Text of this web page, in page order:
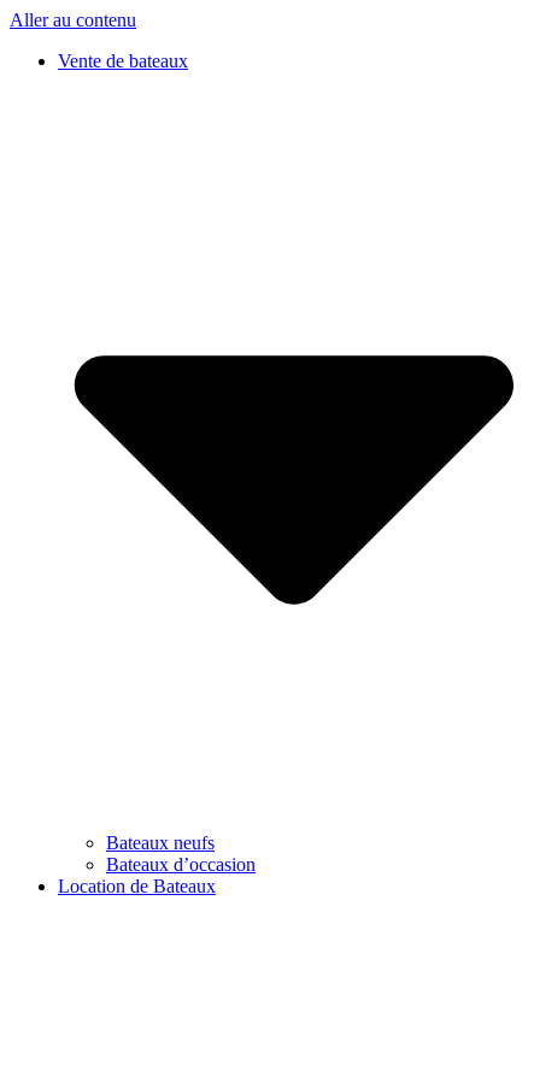
Aller au contenu
Vente de bateaux
Bateaux neufs
Bateaux d’occasion
Location de Bateaux